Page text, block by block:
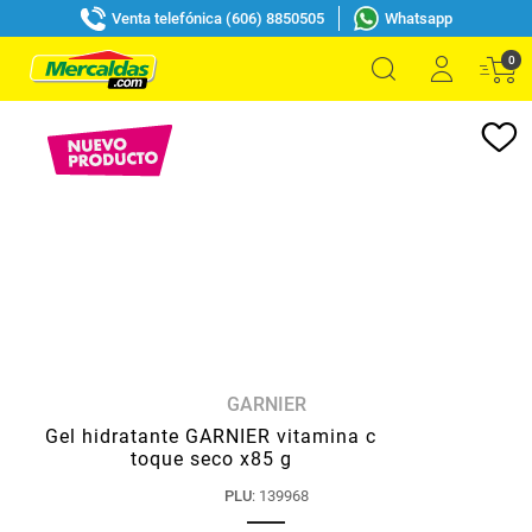
Venta telefónica (606) 8850505 Whatsapp
0
GARNIER
Gel hidratante GARNIER vitamina c
toque seco x85 g
PLU: 139968